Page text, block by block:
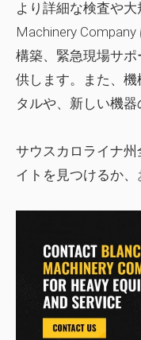
より詳細な検査や
Machinery
構築、緊急現場サ
供します。また、
タルや、新しい機器
サウスカロライナ
イトを見つけるか、